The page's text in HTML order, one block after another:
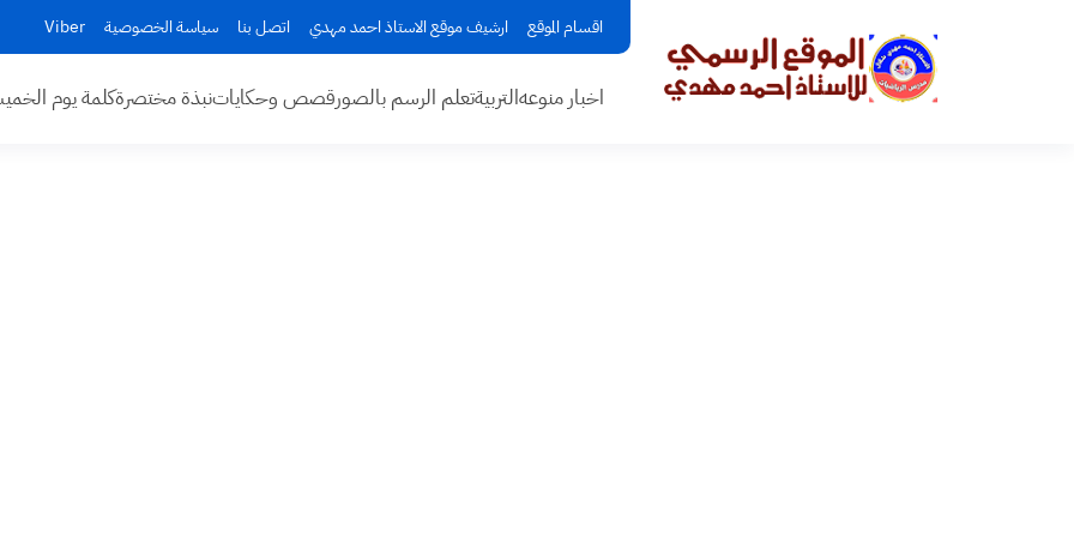
اقسام الموقع ارشيف موقع الاستاذ احمد مهدي اتصل بنا سياسة الخصوصية Viber
اخبار منوعهالتربيةتعلم الرسم بالصورقصص وحكاياتنبذة مختصرةكلمة يوم